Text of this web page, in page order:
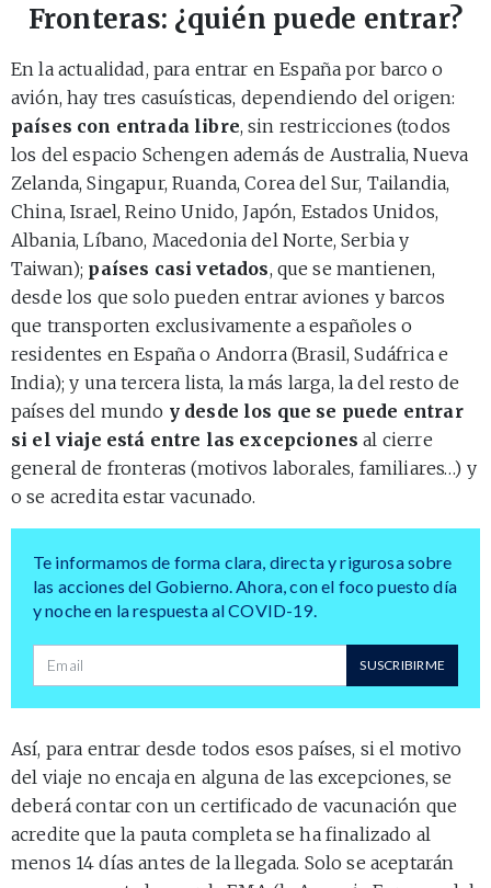
Fronteras: ¿quién puede entrar?
En la actualidad, para entrar en España por barco o
avión, hay tres casuísticas, dependiendo del origen:
países con entrada libre, sin restricciones (todos
los del espacio Schengen además de Australia, Nueva
Zelanda, Singapur, Ruanda, Corea del Sur, Tailandia,
China, Israel, Reino Unido, Japón, Estados Unidos,
Albania, Líbano, Macedonia del Norte, Serbia y
Taiwan); países casi vetados, que se mantienen,
desde los que solo pueden entrar aviones y barcos
que transporten exclusivamente a españoles o
residentes en España o Andorra (Brasil, Sudáfrica e
India); y una tercera lista, la más larga, la del resto de
países del mundo y desde los que se puede entrar
si el viaje está entre las excepciones al cierre
general de fronteras (motivos laborales, familiares…) y
o se acredita estar vacunado.
Te informamos de forma clara, directa y rigurosa sobre
las acciones del Gobierno. Ahora, con el foco puesto día
y noche en la respuesta al COVID-19.
Dirección de correo SUSCRIBIRME
Así, para entrar desde todos esos países, si el motivo
del viaje no encaja en alguna de las excepciones, se
deberá contar con un certificado de vacunación que
acredite que la pauta completa se ha finalizado al
menos 14 días antes de la llegada. Solo se aceptarán